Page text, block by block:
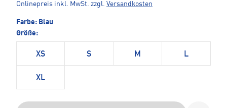
Onlinepreis inkl. MwSt. zzgl. Versandkosten
Farbe: Blau
Größe:
XS S M L
XL